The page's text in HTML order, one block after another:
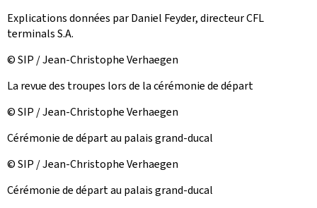
Explications données par Daniel Feyder, directeur CFL
terminals S.A.
© SIP / Jean-Christophe Verhaegen
La revue des troupes lors de la cérémonie de départ
© SIP / Jean-Christophe Verhaegen
Cérémonie de départ au palais grand-ducal
© SIP / Jean-Christophe Verhaegen
Cérémonie de départ au palais grand-ducal